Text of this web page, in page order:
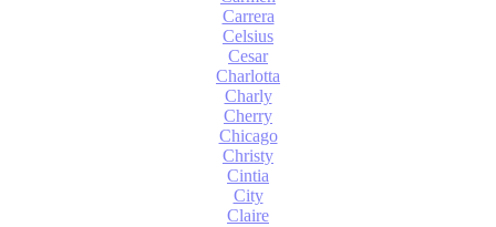
Carrera
Celsius
Cesar
Charlotta
Charly
Cherry
Chicago
Christy
Cintia
City
Claire